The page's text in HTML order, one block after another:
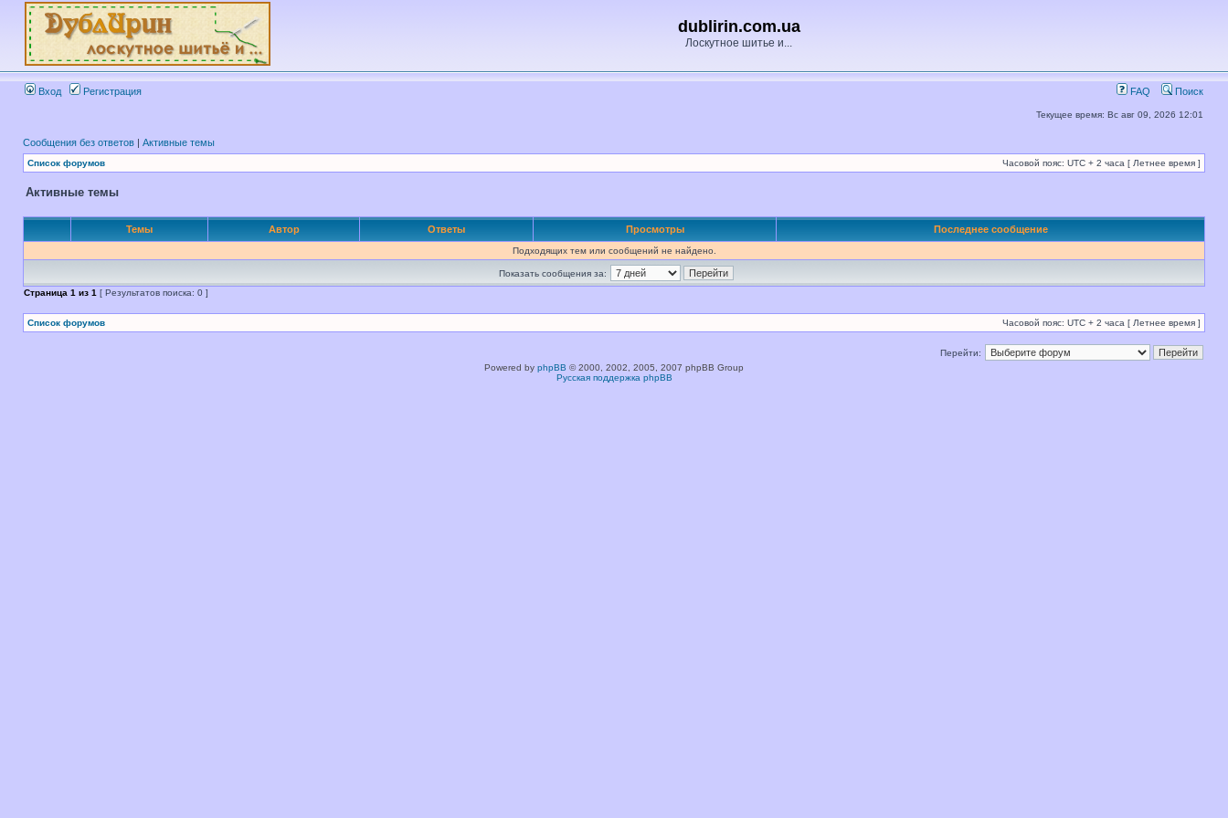
dublirin.com.ua
Лоскутное шитье и...
Вход Регистрация FAQ Поиск
Текущее время: Вс авг 09, 2026 12:01
Сообщения без ответов | Активные темы
Список форумов Часовой пояс: UTC + 2 часа [ Летнее время ]
Активные темы
Темы Автор Ответы Просмотры Последнее сообщение
Подходящих тем или сообщений не найдено.
Показать сообщения за:
Страница 1 из 1 [ Результатов поиска: 0 ]
Список форумов Часовой пояс: UTC + 2 часа [ Летнее время ]
Перейти:
Powered by phpBB © 2000, 2002, 2005, 2007 phpBB Group
Русская поддержка phpBB